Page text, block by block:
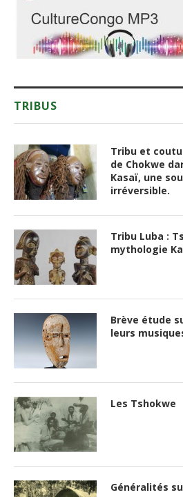
TRIBUS
Tribu et
de Chokwe
Kasaï, une
irréversible.
Tribu Luba :
mythologie
Brève étude
leurs
Les Tshokwe
Généralités